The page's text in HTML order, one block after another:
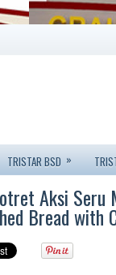
TRISTAR BSD »
Aksi Seru
Bread with